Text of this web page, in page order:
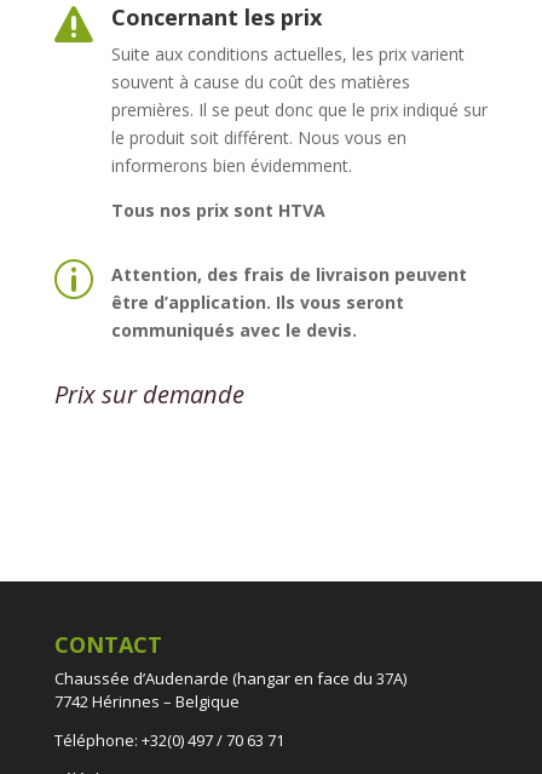
 Concernant les prix
Suite aux conditions actuelles, les prix varient
souvent à cause du coût des matières
premières. Il se peut donc que le prix indiqué sur
le produit soit différent. Nous vous en
informerons bien évidemment.
Tous nos prix sont HTVA
p
Attention, des frais de livraison peuvent
être d’application. Ils vous seront
communiqués avec le devis.
Prix sur demande
CONTACT
Chaussée d’Audenarde (hangar en face du 37A)
7742 Hérinnes – Belgique
Téléphone: +32(0) 497 / 70 63 71